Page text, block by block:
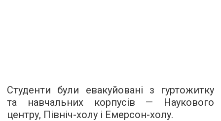
Студенти були евакуйовані з гуртожитку
та навчальних корпусів — Наукового
центру, Північ-холу і Емерсон-холу.